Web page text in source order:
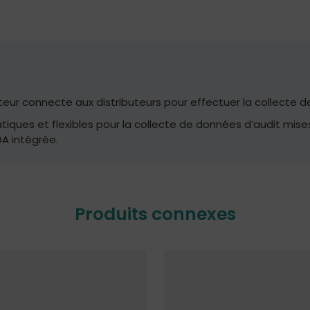
connecte aux distributeurs pour effectuer la collecte
et flexibles pour la collecte de données d’audit
intégrée.
Produits connexes